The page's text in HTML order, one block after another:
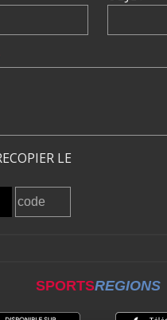
LE
SPORTSREGIONS